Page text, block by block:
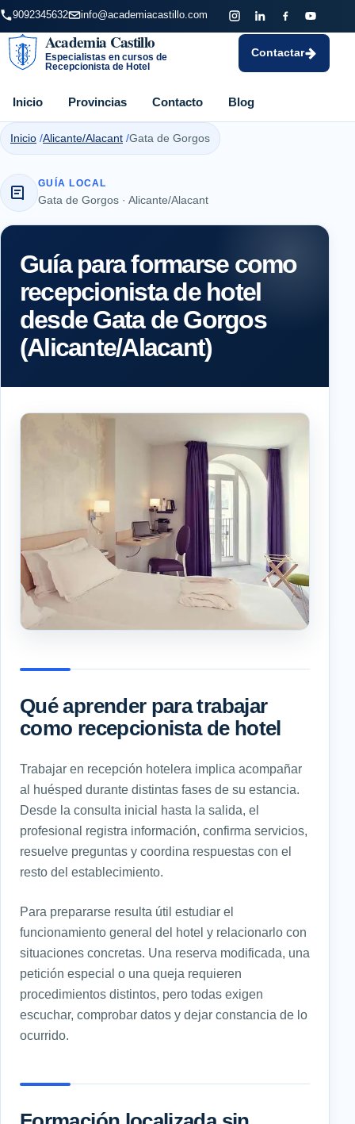
9092345632 info@academiacastillo.com
Academia Castillo
Especialistas en cursos de
Recepcionista de Hotel
Inicio Provincias Contacto Blog
Contactar
Inicio Alicante/Alacant Gata de Gorgos
GUÍA LOCAL
Gata de Gorgos · Alicante/Alacant
Guía para formarse como
recepcionista de hotel
desde Gata de Gorgos
(Alicante/Alacant)
Qué aprender para trabajar
como recepcionista de hotel
Trabajar en recepción hotelera implica acompañar
al huésped durante distintas fases de su estancia.
Desde la consulta inicial hasta la salida, el
profesional registra información, confirma servicios,
resuelve preguntas y coordina respuestas con el
resto del establecimiento.
Para prepararse resulta útil estudiar el
funcionamiento general del hotel y relacionarlo con
situaciones concretas. Una reserva modificada, una
petición especial o una queja requieren
procedimientos distintos, pero todas exigen
escuchar, comprobar datos y dejar constancia de lo
ocurrido.